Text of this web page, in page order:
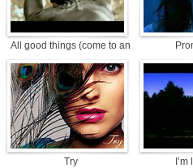
All good things (come to an end)
Try